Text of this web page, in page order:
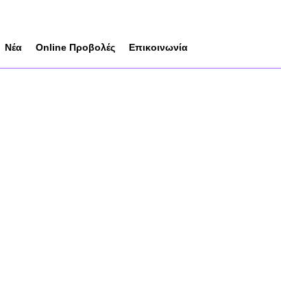
Νέα Online Προβολές Επικοινωνία